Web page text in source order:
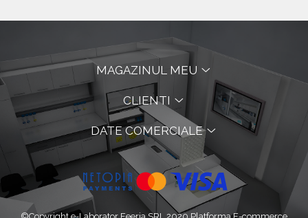
MAGAZINUL MEU
CLIENTI
DATE COMERCIALE